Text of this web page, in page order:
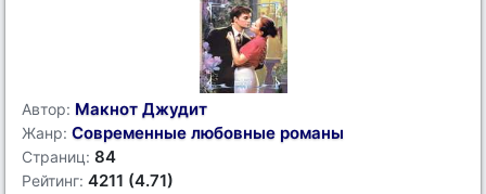
Автор: Макнот Джудит
Жанр: Современные любовные романы
Страниц: 84
Рейтинг: 4211 (4.71)